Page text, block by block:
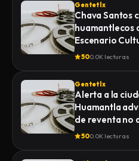
Gentetlx
Chava Santos
huamantlecos
Escenario
Internacional
500.0K lecturas
Gentetlx
Alerta a la
Huamantla
de reventa no
de la Feria 2026
500.0K lecturas